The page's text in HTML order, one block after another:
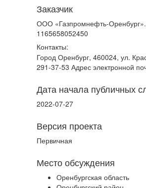
Заказчик
ООО «Газпромнефть-
1165658052450
Контакты:
Город Оренбург, 460024, ул.
291-37-53 Адрес электронной
Дата начала публичных
2022-07-27
Версия проекта
Первичная
Место обсуждения
Оренбургская область